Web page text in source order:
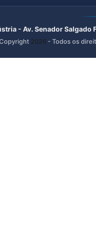
- Av. Senador
2026 - Todos os